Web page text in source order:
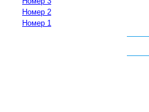
Номер 2
Номер 1